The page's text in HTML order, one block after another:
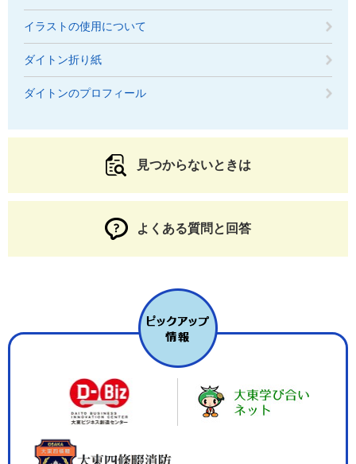
イラストの使用について
ダイトン折り紙
ダイトンのプロフィール
見つからないときは
よくある質問と回答